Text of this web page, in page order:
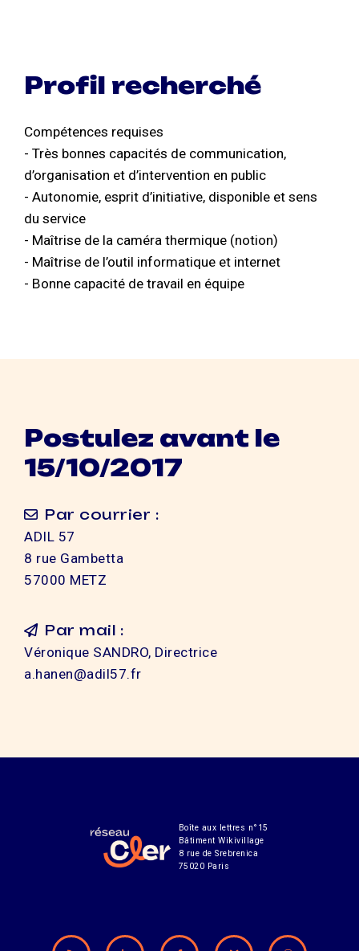
Profil recherché
Compétences requises
- Très bonnes capacités de communication,
d’organisation et d’intervention en public
- Autonomie, esprit d’initiative, disponible et sens
du service
- Maîtrise de la caméra thermique (notion)
- Maîtrise de l’outil informatique et internet
- Bonne capacité de travail en équipe
Postulez avant le
15/10/2017
Par courrier :
ADIL 57
8 rue Gambetta
57000 METZ
Par mail :
Véronique SANDRO, Directrice
a.hanen@adil57.fr
Boîte aux lettres n°15
Bâtiment Wikivillage
8 rue de Srebrenica
75020 Paris